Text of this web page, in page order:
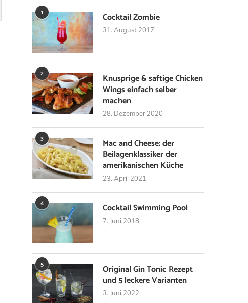
1 Cocktail Zombie
31. August 2017
2
Knusprige & saftige Chicken
Wings einfach selber
machen
28. Dezember 2020
3
Mac and Cheese: der
Beilagenklassiker der
amerikanischen Küche
23. April 2021
4 Cocktail Swimming Pool
7. Juni 2018
5
Original Gin Tonic Rezept
und 5 leckere Varianten
3. Juni 2022